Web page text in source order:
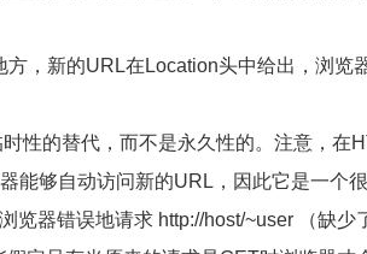
，新的URL在Location头中给出，浏览
性的替代，而不是永久性的。注意，在
能够自动访问新的URL，因此它是一个
览器错误地请求 http://host/~user （缺少